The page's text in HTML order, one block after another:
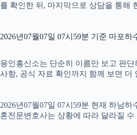
를 확인한 뒤, 마지막으로 상담을 통해
2026년07월07일 07시59분 기준 마포하
용인흥신소는 단순히 이름만 보고 판
사항, 공식 자료 확인까지 함께 보면 더
2026년07월07일 07시59분 현재 하남
혼전문변호사는 상황에 따라 달라질